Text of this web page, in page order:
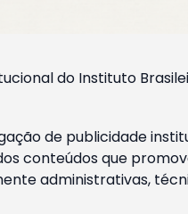
do Instituto
de publicidade
conteúdos que
administrativas,